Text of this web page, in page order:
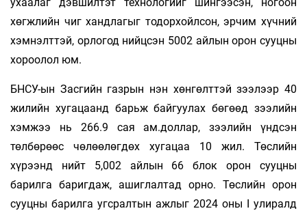
хөгжлийн чиг хандлагыг тодорхойлсон, эрчим хүчний
хэмнэлттэй, орлогод нийцсэн 5002 айлын орон сууцны
хороолол юм.
БНСУ-ын Засгийн газрын нэн хөнгөлттэй зээлээр 40
жилийн хугацаанд барьж байгуулах бөгөөд зээлийн
хэмжээ нь 266.9 сая ам.доллар, зээлийн үндсэн
төлбөрөөс чөлөөлөгдөх хугацаа 10 жил. Төслийн
хүрээнд нийт 5,002 айлын 66 блок орон сууцны
барилга баригдаж, ашиглалтад орно. Төслийн орон
сууцны барилга угсралтын ажлыг 2024 оны I улиралд